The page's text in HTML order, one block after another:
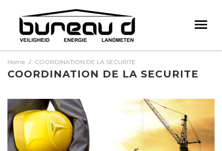
Home COORDINATION DE LA SECURITE
COORDINATION DE LA SECURITE